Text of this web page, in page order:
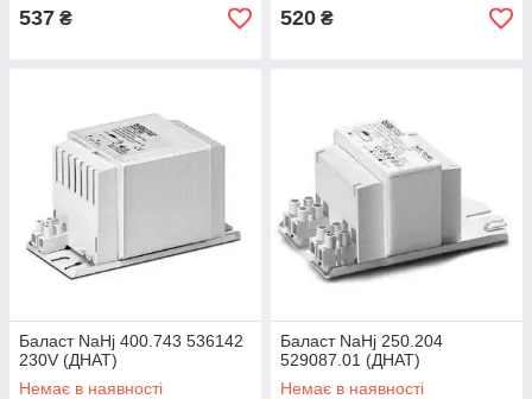
537 ₴ 520 ₴
Баласт NaHj 400.743 536142
230V (ДНАТ)
Немає в наявності
Баласт NaHj 250.204
529087.01 (ДНАТ)
Немає в наявності